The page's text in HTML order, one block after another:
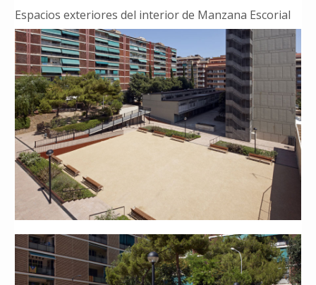
Espacios exteriores del interior de Manzana Escorial